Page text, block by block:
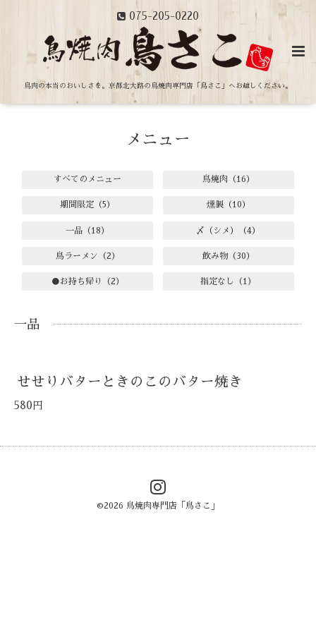
075-205-0220
鳥肉の本当のおいしさを。 京都北大路の鳥焼肉専門店「鳥さこ」へお越しください。
メニュー
すべてのメニュー 鳥焼肉（16）
期間限定（5） 燻製（10）
一品（18） 〆（シメ）（4）
鳥ラーメン（2） 飲み物（30）
●お持ち帰り（2） 指定なし（1）
一品
せせりバターときのこのバター焼き
580円
©2026 鳥焼肉専門店「鳥さこ」